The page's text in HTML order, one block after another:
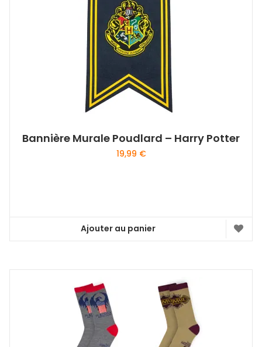
Bannière Murale Poudlard – Harry Potter
19,99 €
Ajouter au panier